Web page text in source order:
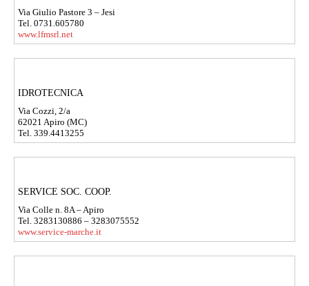
Via Giulio Pastore 3 – Jesi
Tel. 0731.605780
www.lfmsrl.net
IDROTECNICA
Via Cozzi, 2/a
62021 Apiro (MC)
Tel. 339.4413255
SERVICE SOC. COOP.
Via Colle n. 8A – Apiro
Tel. 3283130886 – 3283075552
www.service-marche.it